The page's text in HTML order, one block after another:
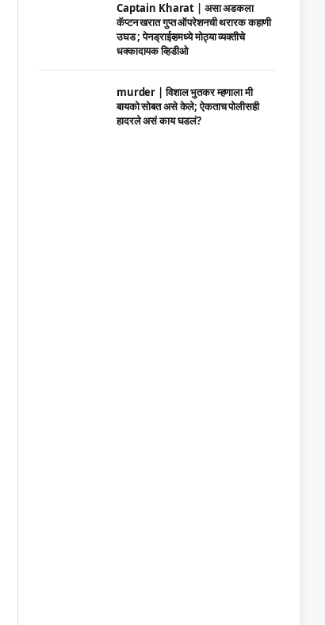
Captain Kharat | असा अडकला
कॅप्टन खरात गुप्त ऑपरेशनची थरारक कहाणी
उघड ; पेनड्राईव्हमध्ये मोठ्या व्यक्तीचे
धक्कादायक व्हिडीओ
murder | विशाल भुतकर म्हणाला मी
बायको सोबत असे केले; ऐकताच पोलीसही
हादरले असं काय घडलं?